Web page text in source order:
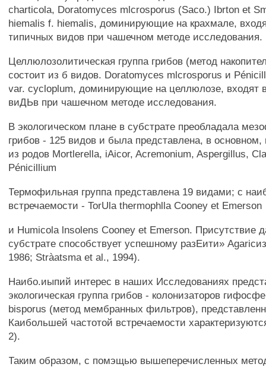
charticola, Doratomyces mlcrosporus (Saco.) Ibrton et
hiemalis f. hiemalis, доминирующие на крахмале,
типичных видов при чашечном методе исследования.
Целлюлозолитическая группа грибов (метод
состоит из б видов. Doratomyces mlcrosporus и
var. cycloplum, доминирующие на целлюлозе, входят
виДЬв при чашечном методе исследования.
В экологическом плане в субстрате преобладала
грибов - 125 видов и была представлена, в
из родов Mortlerella, iAicor, Acremonium, Aspergillus,
Pénicillium
Термофильная группа представлена 19 видами; с
встречаемости - TorUla thermophlla Cooney et Emerson
и Humicola lnsolens Cooney et Emerson. Присутствие
субстрате способствует успешному разЕити»
1986; Stràatsma et al., 1994).
Наибо.иыпий интерес в наших Исследованиях
экологическая группа грибов - колонизаторов
bisporus (метод мембранных фильтров),
Каибольшей частотой встречаемости
2).
Таким образом, с помэщью вышеперечисленных